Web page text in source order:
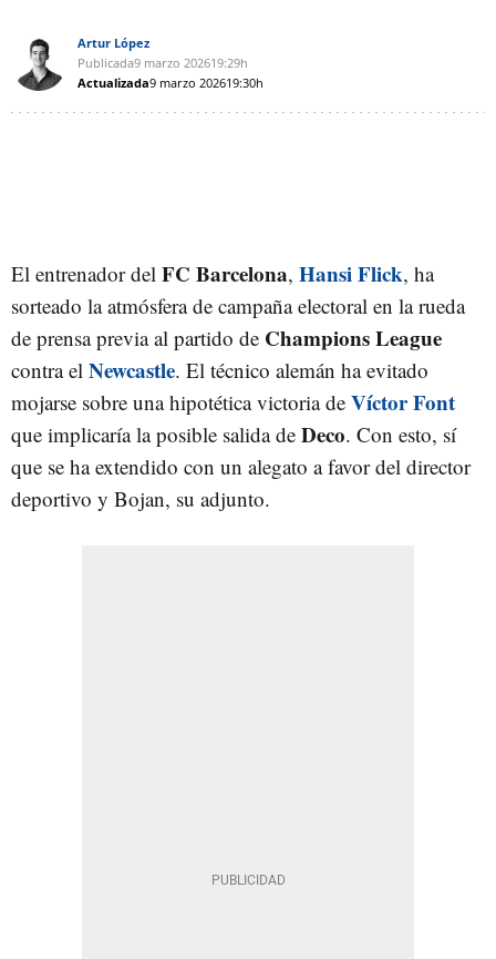
Artur López
Publicada9 marzo 202619:29h
Actualizada9 marzo 202619:30h
El entrenador del FC Barcelona, Hansi Flick, ha
sorteado la atmósfera de campaña electoral en la rueda
de prensa previa al partido de Champions League
contra el Newcastle. El técnico alemán ha evitado
mojarse sobre una hipotética victoria de Víctor Font
que implicaría la posible salida de Deco. Con esto, sí
que se ha extendido con un alegato a favor del director
deportivo y Bojan, su adjunto.